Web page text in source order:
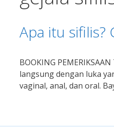
Apa itu sifilis?
BOOKING
langsung dengan luka
vaginal, anal, dan oral.